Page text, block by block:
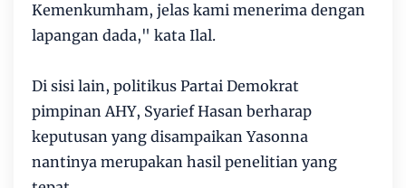
Kemenkumham, jelas kami menerima dengan
lapangan dada," kata Ilal.
Di sisi lain, politikus Partai Demokrat
pimpinan AHY, Syarief Hasan berharap
keputusan yang disampaikan Yasonna
nantinya merupakan hasil penelitian yang